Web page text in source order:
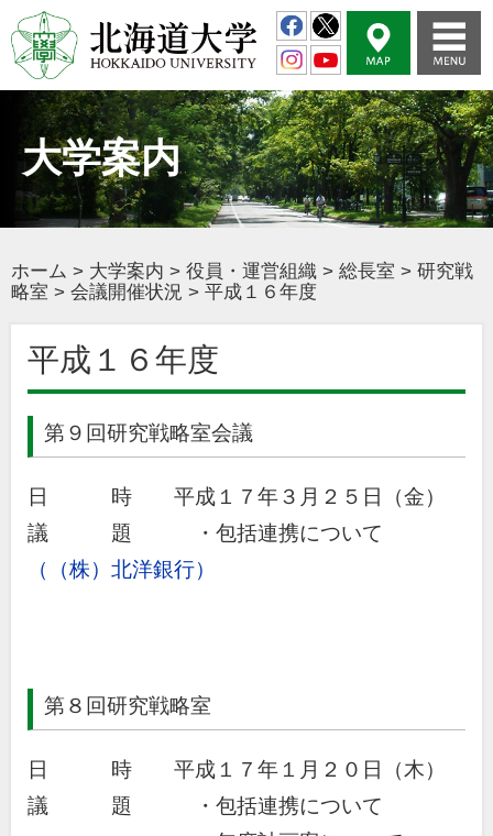
大学案内
ホーム > 大学案内 > 役員・運営組織 > 総長室 > 研究戦
略室 > 会議開催状況 > 平成１６年度
平成１６年度
第９回研究戦略室会議
日 時 平成１７年３月２５日（金）
議 題 ・包括連携について
（（株）北洋銀行）
第８回研究戦略室
日 時 平成１７年１月２０日（木）
議 題 ・包括連携について